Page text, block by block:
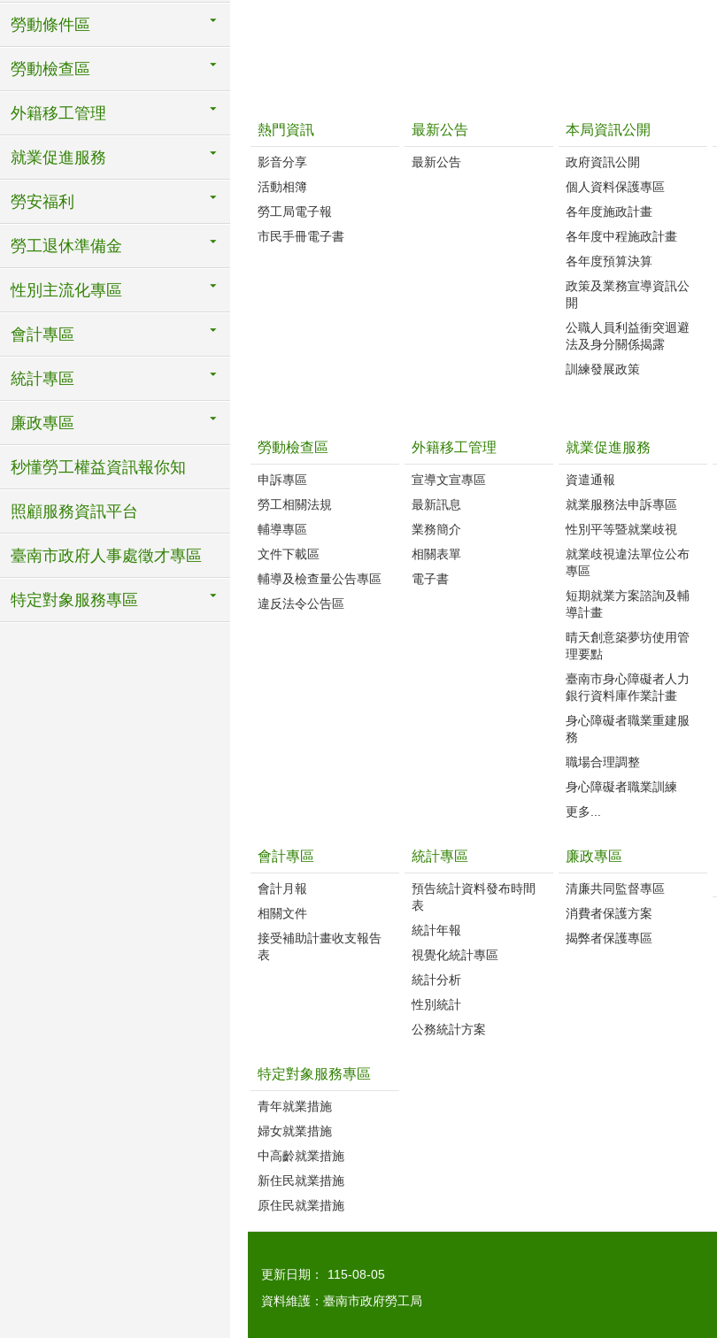
勞動條件區
勞動檢查區
外籍移工管理
就業促進服務
勞安福利
勞工退休準備金
性別主流化專區
會計專區
統計專區
廉政專區
秒懂勞工權益資訊報你知
照顧服務資訊平台
臺南市政府人事處徵才專區
特定對象服務專區
熱門資訊
影音分享
活動相簿
勞工局電子報
市民手冊電子書
最新公告
最新公告
本局資訊公開
政府資訊公開
個人資料保護專區
各年度施政計畫
各年度中程施政計畫
各年度預算決算
政策及業務宣導資訊公
開
公職人員利益衝突迴避
法及身分關係揭露
訓練發展政策
勞動檢查區
申訴專區
勞工相關法規
輔導專區
文件下載區
輔導及檢查量公告專區
違反法令公告區
外籍移工管理
宣導文宣專區
最新訊息
業務簡介
相關表單
電子書
就業促進服務
資遣通報
就業服務法申訴專區
性別平等暨就業歧視
就業歧視違法單位公布
專區
短期就業方案諮詢及輔
導計畫
晴天創意築夢坊使用管
理要點
臺南市身心障礙者人力
銀行資料庫作業計畫
身心障礙者職業重建服
務
職場合理調整
身心障礙者職業訓練
更多...
會計專區
會計月報
相關文件
接受補助計畫收支報告
表
統計專區
預告統計資料發布時間
表
統計年報
視覺化統計專區
統計分析
性別統計
公務統計方案
廉政專區
清廉共同監督專區
消費者保護方案
揭弊者保護專區
特定對象服務專區
青年就業措施
婦女就業措施
中高齡就業措施
新住民就業措施
原住民就業措施
更新日期：
115-08-05
資料維護：臺南市政府勞工局